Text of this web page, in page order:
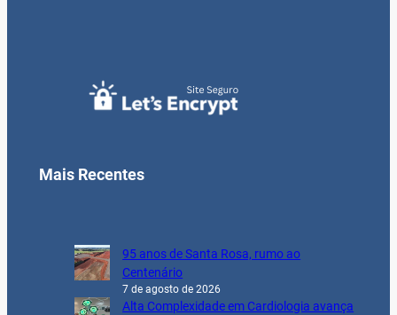
Mais Recentes
95 anos de Santa Rosa, rumo ao
Centenário
7 de agosto de 2026
Alta Complexidade em Cardiologia avança